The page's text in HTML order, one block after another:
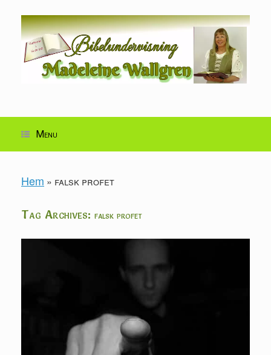
content
Menu
Hem » falsk profet
Tag Archives: falsk profet